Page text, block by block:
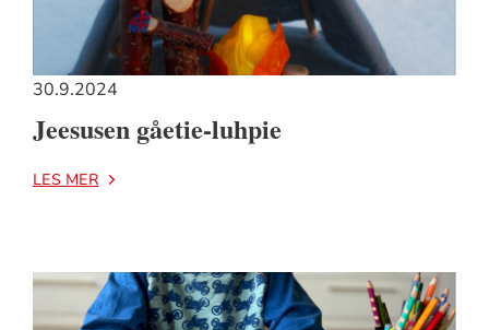
30.9.2024
Jeesusen gåetie-luhpie
LES MER